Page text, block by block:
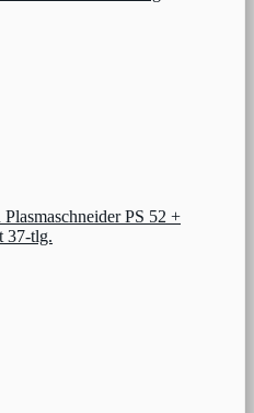
PS 52 +
37-tlg.